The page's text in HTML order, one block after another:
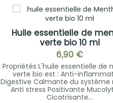
Huile essentielle de
verte bio 10 ml
6,90 €
Propriétés L'huile essentielle de
verte bio est : Anti-
Digestive Calmante du système
Anti stress Positivante
Cicatrisante...